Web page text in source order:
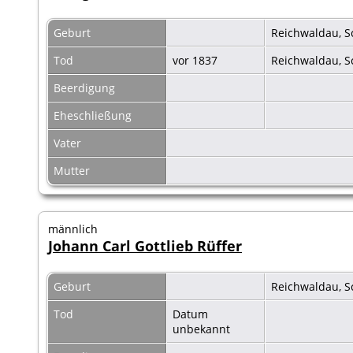
Geburt
Reichwaldau,
Tod
vor 1837
Reichwaldau,
Beerdigung
Eheschließung
Vater
Mutter
männlich
Johann Carl Gottlieb Rüffer
Geburt
Reichwaldau,
Tod
Datum
unbekannt